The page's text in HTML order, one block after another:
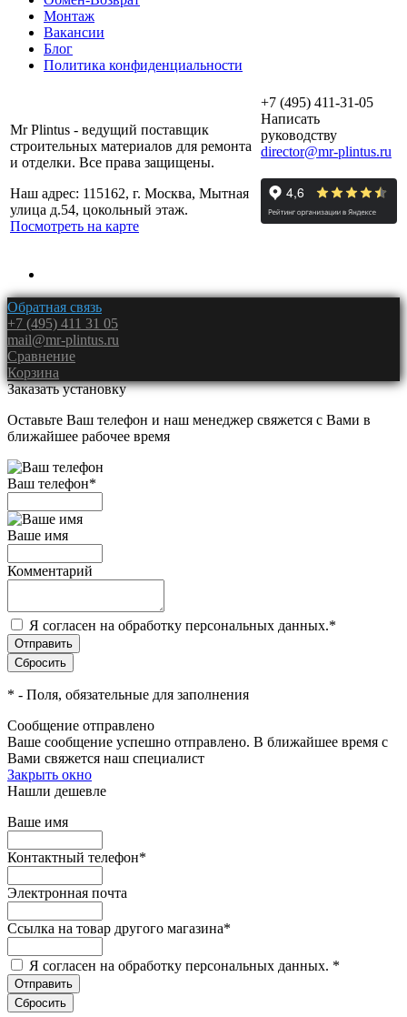
Монтаж
Вакансии
Блог
Политика конфиденциальности
Mr Plintus - ведущий поставщик
строительных материалов для ремонта
и отделки. Все права защищены.
Наш адрес: 115162, г. Москва, Мытная
улица д.54, цокольный этаж.
Посмотреть на карте
+7 (495) 411-31-05
Написать
руководству
director@mr-plintus.ru
Обратная связь
+7 (495) 411 31 05
mail@mr-plintus.ru
Сравнение
Корзина
Заказать установку
Оставьте Ваш телефон и наш менеджер свяжется с Вами в
ближайшее рабочее время
Ваш телефон*
Ваше имя
Комментарий
Я согласен на обработку персональных данных.*
* - Поля, обязательные для заполнения
Сообщение отправлено
Ваше сообщение успешно отправлено. В ближайшее время с
Вами свяжется наш специалист
Закрыть окно
Нашли дешевле
Ваше имя
Контактный телефон*
Электронная почта
Ссылка на товар другого магазина*
Я согласен на обработку персональных данных. *